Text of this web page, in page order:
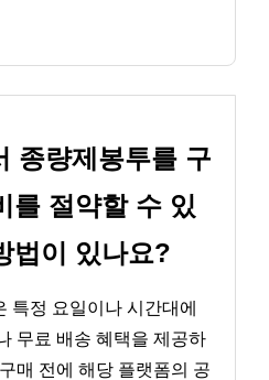
종량제봉투를 구
를 절약할 수 있
법이 있나요?
특정 요일이나 시간대에
무료 배송 혜택을 제공하
매 전에 해당 플랫폼의 공